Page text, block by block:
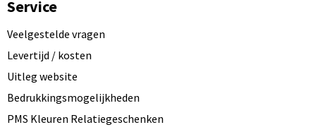
Service
Veelgestelde vragen
Levertijd / kosten
Uitleg website
Bedrukkingsmogelijkheden
PMS Kleuren Relatiegeschenken